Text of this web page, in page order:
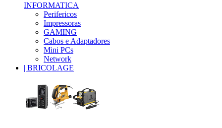
INFORMATICA
Perifericos
Impressoras
GAMING
Cabos e Adaptadores
Mini PCs
Network
| BRICOLAGE